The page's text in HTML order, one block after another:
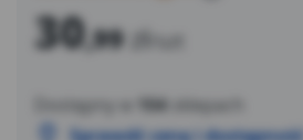
30,99 zł
Dostępny w 104 sklepach